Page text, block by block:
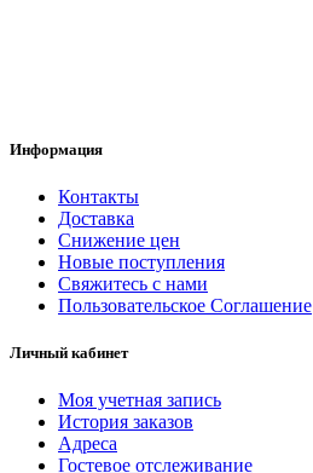
Информация
Контакты
Доставка
Снижение цен
Новые поступления
Свяжитесь с нами
Пользовательское Соглашение
Личный кабинет
Моя учетная запись
История заказов
Адреса
Гостевое отслеживание